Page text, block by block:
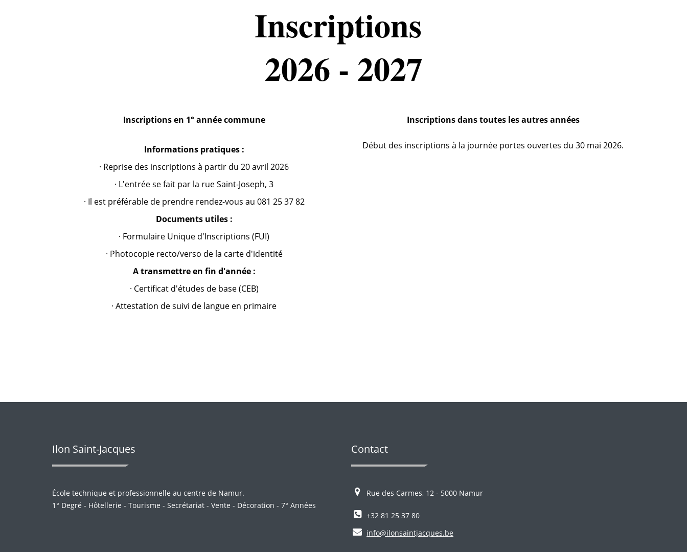
Inscriptions
2026 - 2027
Inscriptions en 1° année commune
Informations pratiques :
· Reprise des inscriptions à partir du 20 avril 2026
· L'entrée se fait par la rue Saint-Joseph, 3
· Il est préférable de prendre rendez-vous au 081 25 37 82
Documents utiles :
· Formulaire Unique d'Inscriptions (FUI)
· Photocopie recto/verso de la carte d'identité
A transmettre en fin d'année :
· Certificat d'études de base (CEB)
· Attestation de suivi de langue en primaire
Inscriptions dans toutes les autres années
Début des inscriptions à la journée portes ouvertes du 30 mai 2026.
Ilon Saint-Jacques
École technique et professionnelle au centre de Namur.
1° Degré - Hôtellerie - Tourisme - Secrétariat - Vente - Décoration - 7° Années
Contact
Rue des Carmes, 12 - 5000 Namur
+32 81 25 37 80
info@ilonsaintjacques.be